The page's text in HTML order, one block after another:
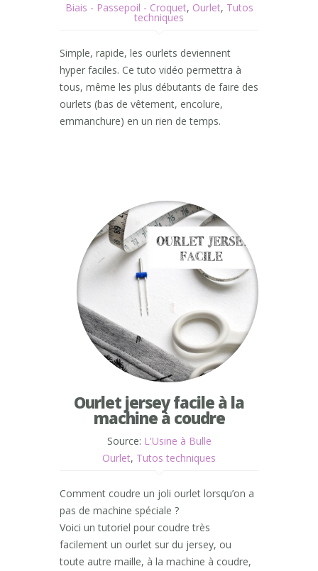
Biais - Passepoil - Croquet, Ourlet, Tutos
techniques
Simple, rapide, les ourlets deviennent
hyper faciles. Ce tuto vidéo permettra à
tous, même les plus débutants de faire des
ourlets (bas de vêtement, encolure,
emmanchure) en un rien de temps.
Ourlet jersey facile à la
machine à coudre
Source: L'Usine à Bulle
Ourlet, Tutos techniques
Comment coudre un joli ourlet lorsqu’on a
pas de machine spéciale ?
Voici un tutoriel pour coudre très
facilement un ourlet sur du jersey, ou
toute autre maille, à la machine à coudre,